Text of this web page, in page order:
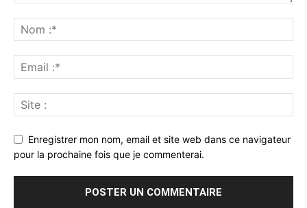
Enregistrer mon nom, email et site web dans ce navigateur
pour la prochaine fois que je commenterai.